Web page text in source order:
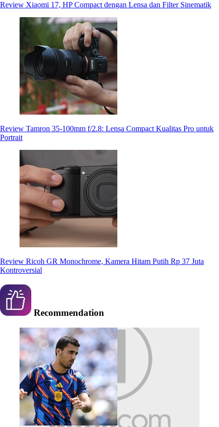
Review Xiaomi 17, HP Compact dengan Lensa dan Filter Sinematik
Review Tamron 35-100mm f/2.8: Lensa Compact Kualitas Pro untuk
Portrait
Review Ricoh GR Monochrome, Kamera Hitam Putih Rp 37 Juta
Kontroversial
Recommendation